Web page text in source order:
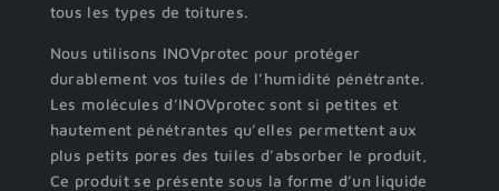
tous les types de toitures.
Nous utilisons INOVprotec pour protéger
durablement vos tuiles de l’humidité pénétrante.
Les molécules d’INOVprotec sont si petites et
hautement pénétrantes qu’elles permettent aux
plus petits pores des tuiles d’absorber le produit,
Ce produit se présente sous la forme d’un liquide